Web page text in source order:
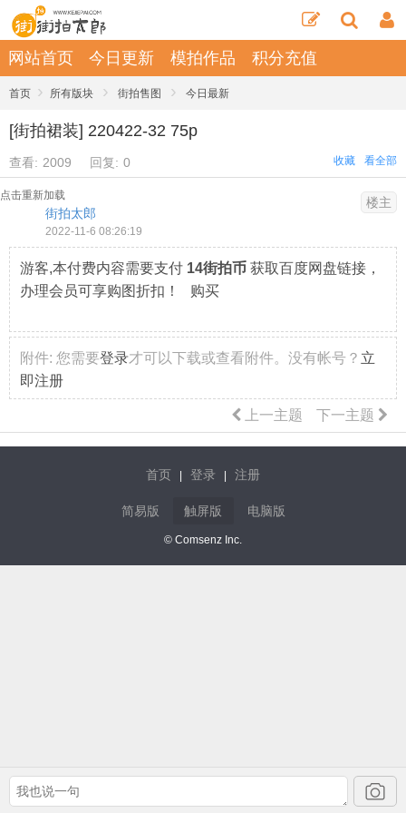
网站首页 今日更新 模拍作品 积分充值
首页 › 所有版块 › 街拍售图 › 今日最新
[街拍裙装] 220422-32 75p
查看: 2009 回复: 0 看全部
收藏
点击重新加载
街拍太郎
2022-11-6 08:26:19
楼主
游客,本付费内容需要支付 14街拍币 获取百度网盘链接，
办理会员可享购图折扣！ 购买
附件: 您需要登录才可以下载或查看附件。没有帐号？ 立
即注册
下一主题
上一主题
首页 登录 注册
简易版 触屏版 电脑版
© Comsenz Inc.